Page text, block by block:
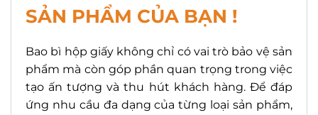
SẢN PHẨM CỦA BẠN !
Bao bì hộp giấy không chỉ có vai trò bảo vệ sản
phẩm mà còn góp phần quan trọng trong việc
tạo ấn tượng và thu hút khách hàng. Để đáp
ứng nhu cầu đa dạng của từng loại sản phẩm,